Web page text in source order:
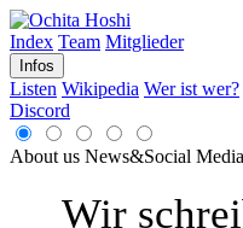
Index Team Mitglieder
Infos
Listen Wikipedia Wer ist wer?
Discord
About us News&Social Media
Wir